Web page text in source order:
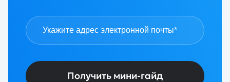
Получить мини-гайд